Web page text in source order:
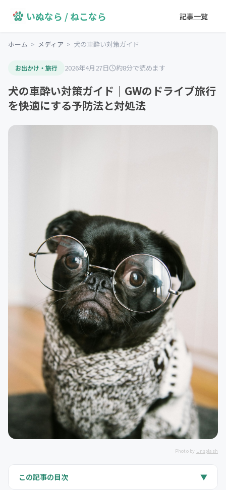
いぬなら / ねこなら 記事一覧
ホーム > メディア > 犬の車酔い対策ガイド
お出かけ・旅行 2026年4月27日 約8分で読めます
犬の車酔い対策ガイド｜GWのドライブ旅行
を快適にする予防法と対処法
Photo by Unsplash
この記事の目次 ▼